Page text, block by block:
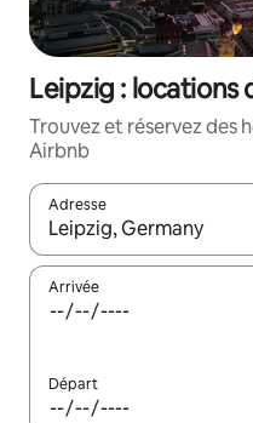
Leipzig : locations
Trouvez et réservez des
Airbnb
Adresse
Lorsque les résultats
Arrivée
Départ